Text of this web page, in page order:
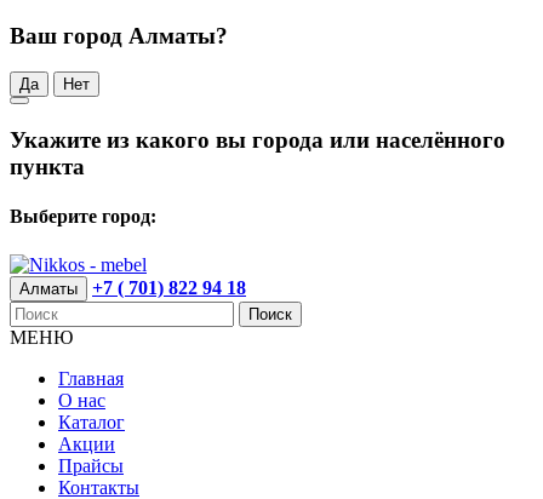
Ваш город Алматы?
Да Нет
Укажите из какого вы города или населённого
пункта
Выберите город:
Алматы +7 ( 701) 822 94 18
Поиск
МЕНЮ
Главная
О нас
Каталог
Акции
Прайсы
Контакты